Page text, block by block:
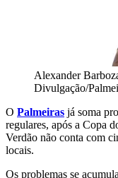
Alexander
Divulgação/
O Palmeiras já soma
regulares, após a Copa
Verdão não conta com
locais.
Os problemas se